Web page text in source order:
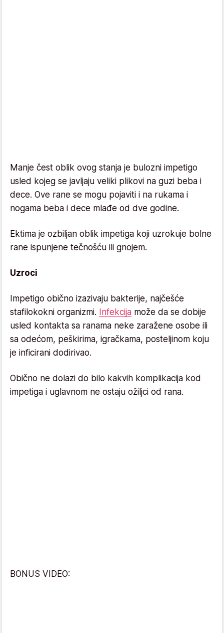
Manje čest oblik ovog stanja je bulozni impetigo
usled kojeg se javljaju veliki plikovi na guzi beba i
dece. Ove rane se mogu pojaviti i na rukama i
nogama beba i dece mlađe od dve godine.
Ektima je ozbiljan oblik impetiga koji uzrokuje bolne
rane ispunjene tečnošću ili gnojem.
Uzroci
Impetigo obično izazivaju bakterije, najčešće
stafilokokni organizmi. Infekcija može da se dobije
usled kontakta sa ranama neke zaražene osobe ili
sa odećom, peškirima, igračkama, posteljinom koju
je inficirani dodirivao.
Obično ne dolazi do bilo kakvih komplikacija kod
impetiga i uglavnom ne ostaju ožiljci od rana.
BONUS VIDEO: